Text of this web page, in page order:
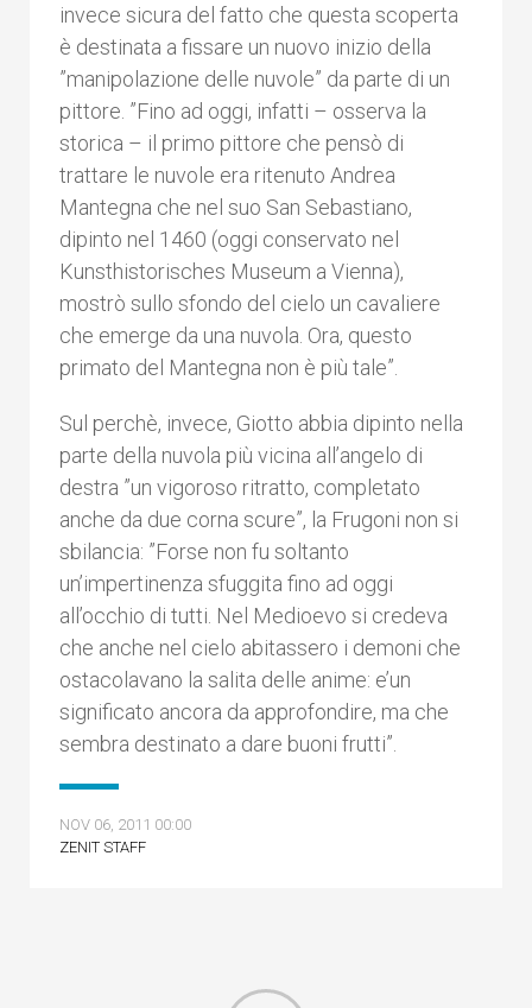
invece sicura del fatto che questa scoperta
è destinata a fissare un nuovo inizio della
”manipolazione delle nuvole” da parte di un
pittore. ”Fino ad oggi, infatti – osserva la
storica – il primo pittore che pensò di
trattare le nuvole era ritenuto Andrea
Mantegna che nel suo San Sebastiano,
dipinto nel 1460 (oggi conservato nel
Kunsthistorisches Museum a Vienna),
mostrò sullo sfondo del cielo un cavaliere
che emerge da una nuvola. Ora, questo
primato del Mantegna non è più tale”.
Sul perchè, invece, Giotto abbia dipinto nella
parte della nuvola più vicina all’angelo di
destra ”un vigoroso ritratto, completato
anche da due corna scure”, la Frugoni non si
sbilancia: ”Forse non fu soltanto
un’impertinenza sfuggita fino ad oggi
all’occhio di tutti. Nel Medioevo si credeva
che anche nel cielo abitassero i demoni che
ostacolavano la salita delle anime: e’un
significato ancora da approfondire, ma che
sembra destinato a dare buoni frutti”.
NOV 06, 2011 00:00
ZENIT STAFF